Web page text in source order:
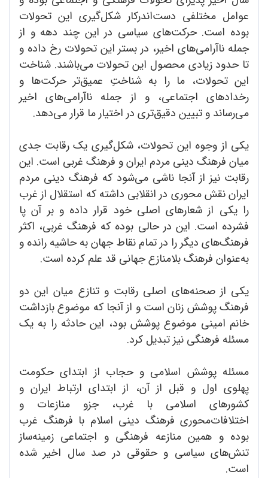
عوامل مختلفی دست‌اندرکار شکل‌گیری این تحولات
بوده است. حرکت‌های سیاسی در این چند دهه و از
جمله ناآرامی‌های اخیر، در بستر این تحولات رخ داده و
تا حدود زیادی محصول این تحولات می‌باشند. شناخت
این تحولات، ما را به شناختِ عمیق‌تر حرکت‌ها و
رخدادهای اجتماعی، و از جمله ناآرامی‌های اخیر
می‌رساند و تبیین دقیق‌تری در اختیار ما قرار می‌دهد.
یکی از وجوه این تحولات، شکل‌گیری یک رقابت جدی
میان فرهنگ دینی مردم ایران و فرهنگ غربی است. این
رقابت نیز از آنجا ناشی می‌شود که فرهنگ دینی مردم
ایران نقش محوری در انقلابی داشته که استقلال از غرب
را یکی از شعارهای اصلی خود قرار داده و بر آن پا
فشرده است. این در حالی بوده که فرهنگ غربی، اکثر
فرهنگ‌های دیگر را در تمام نقاط جهان به حاشیه رانده و
به‌عنوان فرهنگ بلامنازع جهانی قد علم کرده است.
یکی از صحنه‌های اصلی رقابت و تنازع میان این دو
فرهنگ پوشش زنان است و از آنجا که موضوع بازداشت
خانم امینی موضوع پوشش بود، این حادثه را به یک
مسئله فرهنگی نیز تبدیل کرد.
مسئله پوشش اسلامی و حجاب از ابتدای حکومت
پهلوی اول و قبل از آن، از ابتدای ارتباط ایران و
کشورهای اسلامی با غرب، جزو منازعات و
اختلافات‌محوری فرهنگ دینی اسلام با فرهنگ غرب
بوده و همین منازعه فرهنگی و اجتماعی زمینه‌ساز
تنش‌های سیاسی و حقوقی در صد سال اخیر شده
است.